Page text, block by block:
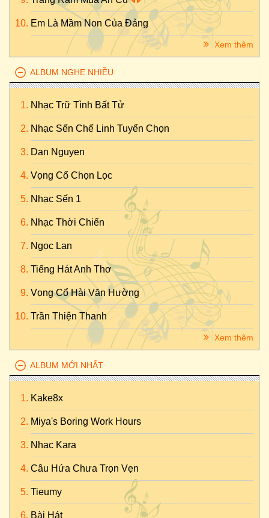
Em Là Mầm Non Của Đảng
Xem thêm
ALBUM NGHE NHIỀU
Nhạc Trữ Tình Bất Tử
Nhạc Sến Chế Linh Tuyển Chọn
Dan Nguyen
Vọng Cổ Chọn Lọc
Nhạc Sến 1
Nhạc Thời Chiến
Ngọc Lan
Tiếng Hát Anh Thơ
Vọng Cổ Hài Văn Hường
Trần Thiện Thanh
Xem thêm
ALBUM MỚI NHẤT
Kake8x
Miya's Boring Work Hours
Nhac Kara
Câu Hứa Chưa Trọn Vẹn
Tieumy
Bài Hát